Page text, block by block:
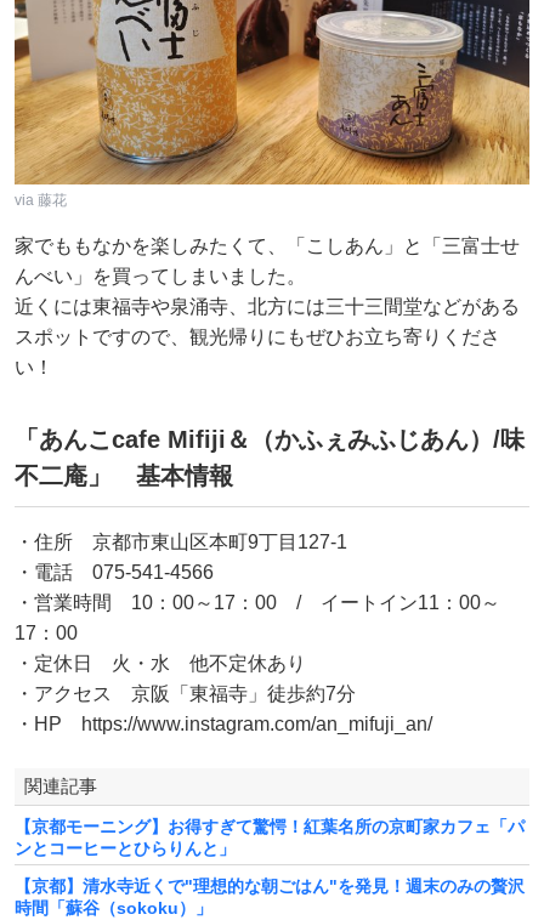
via 藤花
家でももなかを楽しみたくて、「こしあん」と「三富士せ
んべい」を買ってしまいました。
近くには東福寺や泉涌寺、北方には三十三間堂などがある
スポットですので、観光帰りにもぜひお立ち寄りくださ
い！
「あんこcafe Mifiji＆（かふぇみふじあん）/味
不二庵」 基本情報
・住所 京都市東山区本町9丁目127-1
・電話 075-541-4566
・営業時間 10：00～17：00 / イートイン11：00～
17：00
・定休日 火・水 他不定休あり
・アクセス 京阪「東福寺」徒歩約7分
・HP https://www.instagram.com/an_mifuji_an/
関連記事
【京都モーニング】お得すぎて驚愕！紅葉名所の京町家カフェ「パ
ンとコーヒーとひらりんと」
【京都】清水寺近くで"理想的な朝ごはん"を発見！週末のみの贅沢
時間「蘇谷（sokoku）」